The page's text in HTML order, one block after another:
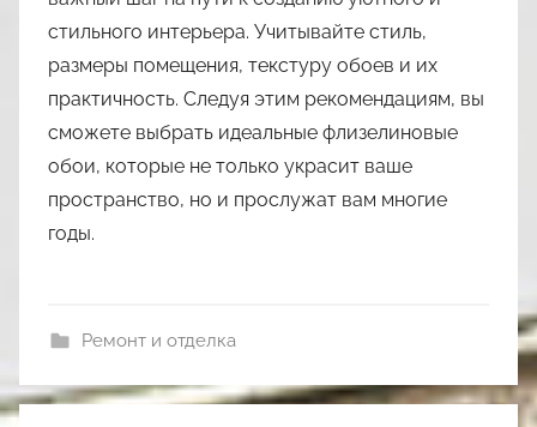
стильного интерьера. Учитывайте стиль,
размеры помещения, текстуру обоев и их
практичность. Следуя этим рекомендациям, вы
сможете выбрать идеальные флизелиновые
обои, которые не только украсит ваше
пространство, но и прослужат вам многие
годы.
Ремонт и отделка